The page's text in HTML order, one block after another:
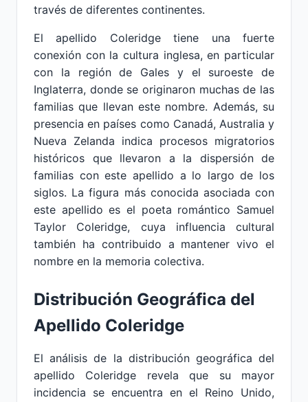
través de diferentes continentes.
El apellido Coleridge tiene una fuerte
conexión con la cultura inglesa, en particular
con la región de Gales y el suroeste de
Inglaterra, donde se originaron muchas de las
familias que llevan este nombre. Además, su
presencia en países como Canadá, Australia y
Nueva Zelanda indica procesos migratorios
históricos que llevaron a la dispersión de
familias con este apellido a lo largo de los
siglos. La figura más conocida asociada con
este apellido es el poeta romántico Samuel
Taylor Coleridge, cuya influencia cultural
también ha contribuido a mantener vivo el
nombre en la memoria colectiva.
Distribución Geográfica del
Apellido Coleridge
El análisis de la distribución geográfica del
apellido Coleridge revela que su mayor
incidencia se encuentra en el Reino Unido,